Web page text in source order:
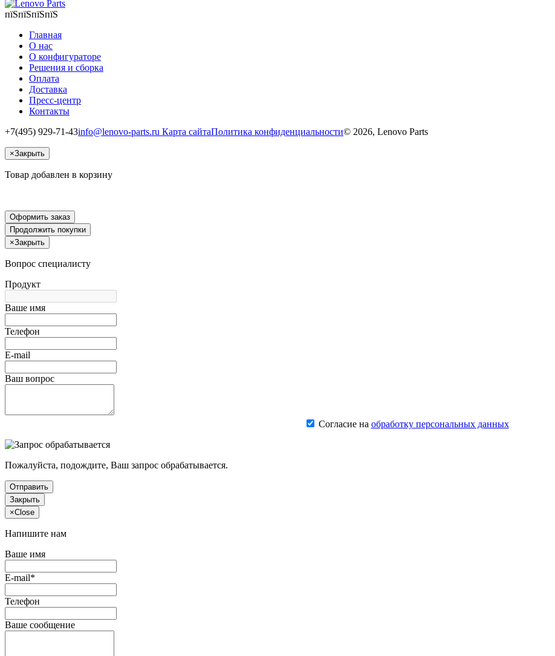
пїЅпїЅпїЅпїЅ
Главная
О нас
О конфигураторе
Решения и сборка
Оплата
Доставка
Пресс-центр
Контакты
+7(495) 929-71-43info@lenovo-parts.ru Карта сайтаПолитика конфиденциальности© 2026, Lenovo Parts
×Закрыть
Товар добавлен в корзину
Оформить заказ
Продолжить покупки
×Закрыть
Вопрос специалисту
Продукт
Ваше имя
Телефон
E-mail
Ваш вопрос
Согласие на обработку персональных данных
Пожалуйста, подождите, Ваш запрос обрабатывается.
Отправить
Закрыть
×Close
Напишите нам
Ваше имя
E-mail*
Телефон
Ваше сообщение